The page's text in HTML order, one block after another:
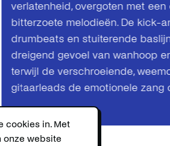
verlatenheid, overgoten met
bitterzoete melodieën. De kick-
drumbeats en stuiterende
dreigend gevoel van wanhoop
terwijl de verschroeiende,
gitaarleads de emotionele zang
cookies in. Met
onze website